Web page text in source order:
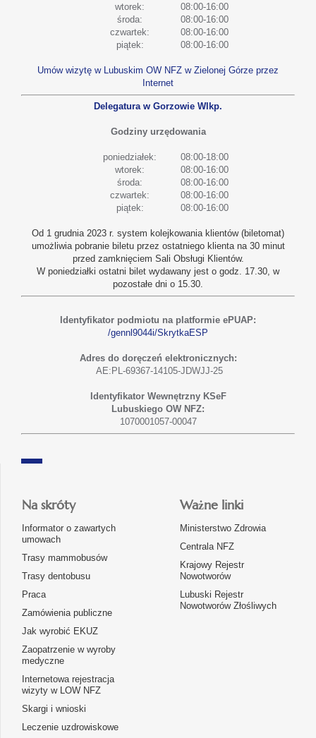
wtorek:
08:00-16:00
środa:
08:00-16:00
czwartek:
08:00-16:00
piątek:
08:00-16:00
Umów wizytę w Lubuskim OW NFZ w Zielonej Górze przez
Internet
Delegatura w Gorzowie Wlkp.
Godziny urzędowania
poniedziałek:
08:00-18:00
wtorek:
08:00-16:00
środa:
08:00-16:00
czwartek:
08:00-16:00
piątek:
08:00-16:00
Od 1 grudnia 2023 r. system kolejkowania klientów (biletomat)
umożliwia pobranie biletu przez ostatniego klienta na 30 minut
przed zamknięciem Sali Obsługi Klientów.
W poniedziałki ostatni bilet wydawany jest o godz. 17.30, w
pozostałe dni o 15.30.
Identyfikator podmiotu na platformie ePUAP:
/gennl9044i/SkrytkaESP
Adres do doręczeń elektronicznych:
AE:PL-69367-14105-JDWJJ-25
Identyfikator Wewnętrzny KSeF
Lubuskiego OW NFZ:
1070001057-00047
Na skróty
Informator o zawartych
umowach
Trasy mammobusów
Trasy dentobusu
Praca
Zamówienia publiczne
Jak wyrobić EKUZ
Zaopatrzenie w wyroby
medyczne
Internetowa rejestracja
wizyty w LOW NFZ
Skargi i wnioski
Leczenie uzdrowiskowe
Ważne linki
Ministerstwo Zdrowia
Centrala NFZ
Krajowy Rejestr
Nowotworów
Lubuski Rejestr
Nowotworów Złośliwych